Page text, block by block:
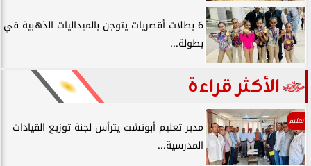
6 بطلات أقصريات يتوجن بالميداليات الذهبية في
بطولة...
الأكثر قراءة
تعليم
مدير تعليم أبوتشت يترأس لجنة توزيع القيادات
المدرسية...